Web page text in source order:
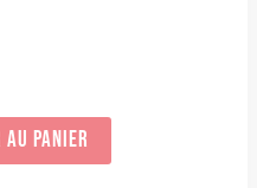
AU PANIER